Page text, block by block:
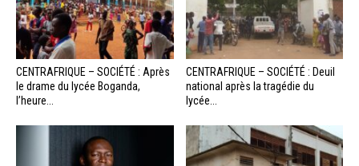
CENTRAFRIQUE – SOCIÉTÉ : Après
le drame du lycée Boganda,
l’heure...
CENTRAFRIQUE – SOCIÉTÉ : Deuil
national après la tragédie du
lycée...